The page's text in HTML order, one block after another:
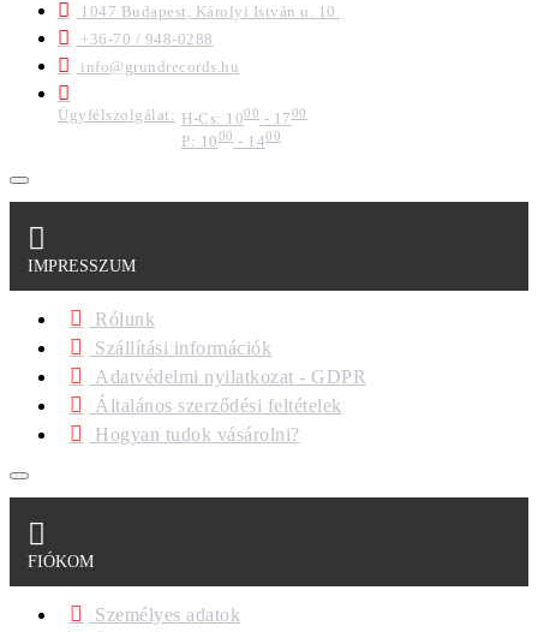
1047 Budapest, Károlyi István u. 10.
+36-70 / 948-0288
info@grundrecords.hu
Ügyfélszolgálat: H-Cs: 1000 - 1700
P: 1000- 1400
IMPRESSZUM
Rólunk
Szállítási információk
Adatvédelmi nyilatkozat - GDPR
Általános szerződési feltételek
Hogyan tudok vásárolni?
FIÓKOM
Személyes adatok